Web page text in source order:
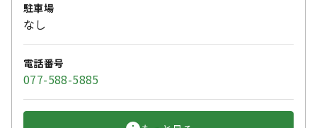
駐車場
なし
電話番号
077-588-5885